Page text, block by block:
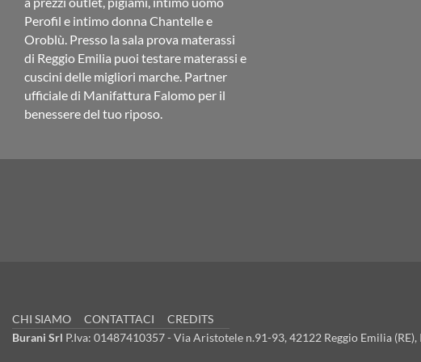
Perofil e intimo donna Chantelle e
Oroblù. Presso la sala prova materassi
di Reggio Emilia puoi testare materassi e
cuscini delle migliori marche. Partner
ufficiale di Manifattura Falomo per il
benessere del tuo riposo.
CHI SIAMO CONTATTACI
CREDITS
Burani Srl P.Iva: 01487410357 - Via Aristotele n.91-93, 42122 Reggio Emilia